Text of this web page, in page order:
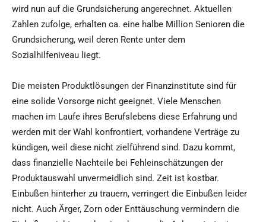
wird nun auf die Grundsicherung angerechnet. Aktuellen
Zahlen zufolge, erhalten ca. eine halbe Million Senioren die
Grundsicherung, weil deren Rente unter dem
Sozialhilfeniveau liegt.
Die meisten Produktlösungen der Finanzinstitute sind für
eine solide Vorsorge nicht geeignet. Viele Menschen
machen im Laufe ihres Berufslebens diese Erfahrung und
werden mit der Wahl konfrontiert, vorhandene Verträge zu
kündigen, weil diese nicht zielführend sind. Dazu kommt,
dass finanzielle Nachteile bei Fehleinschätzungen der
Produktauswahl unvermeidlich sind. Zeit ist kostbar.
Einbußen hinterher zu trauern, verringert die Einbußen leider
nicht. Auch Ärger, Zorn oder Enttäuschung vermindern die